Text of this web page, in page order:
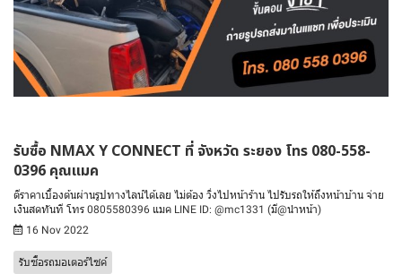
รับซื้อ NMAX Y CONNECT ที่ จังหวัด ระยอง โทร 080-558-
0396 คุณแมค
ตีราคาเบื้องต้นผ่านรูปทางไลน์ได้เลย ไม่ต้อง วิ่งไปหน้าร้าน ไปรับรถให้ถึงหน้าบ้าน จ่าย
เงินสดทันที โทร 0805580396 แมค LINE ID: @mc1331 (มี@นำหน้า)
16 Nov 2022
รับซื้อรถมอเตอร์ไซค์